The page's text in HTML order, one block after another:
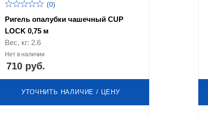
(0)
Ригель опалубки чашечный CUP
LOCK 0,75 м
Вес, кг: 2.6
Нет в наличии
710 руб.
УТОЧНИТЬ НАЛИЧИЕ / ЦЕНУ